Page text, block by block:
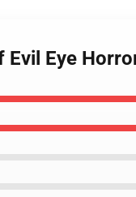
Eye